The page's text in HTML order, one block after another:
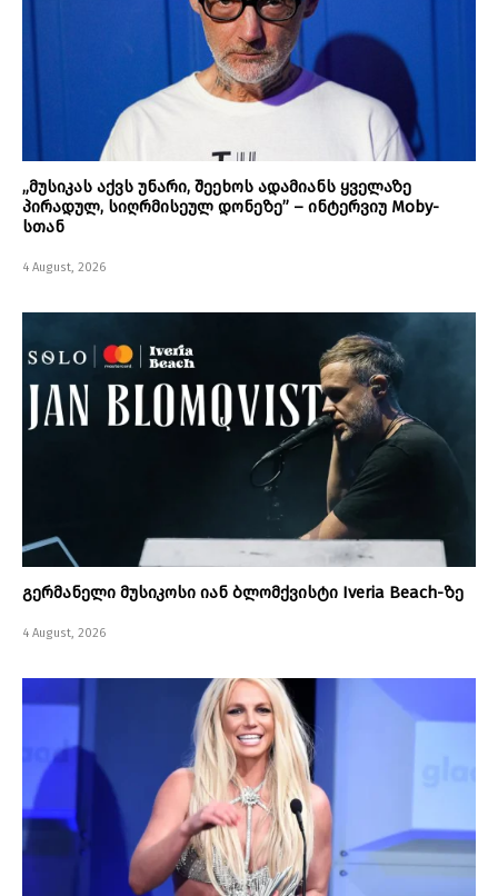
„მუსიკას აქვს უნარი, შეეხოს ადამიანს ყველაზე
პირადულ, სიღრმისეულ დონეზე” – ინტერვიუ Moby-
სთან
4 August, 2026
გერმანელი მუსიკოსი იან ბლომქვისტი Iveria Beach-ზე
4 August, 2026